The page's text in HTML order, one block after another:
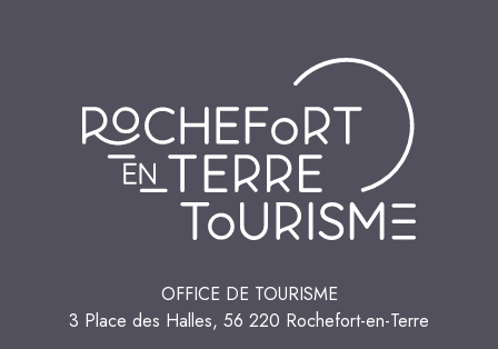
OFFICE DE TOURISME
3 Place des Halles, 56 220 Rochefort-en-Terre